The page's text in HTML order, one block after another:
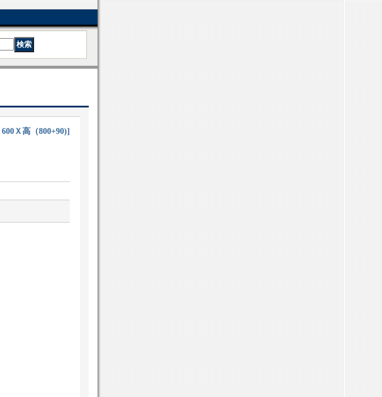
600Ｘ高（800+90)]